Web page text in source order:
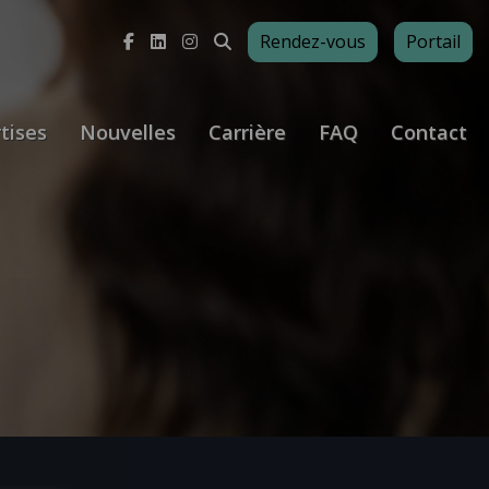
Rendez-vous Portail
Nouvelles Carrière FAQ Contact